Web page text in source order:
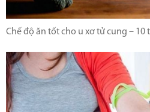
Chế độ ăn tốt cho u xơ tử cung –